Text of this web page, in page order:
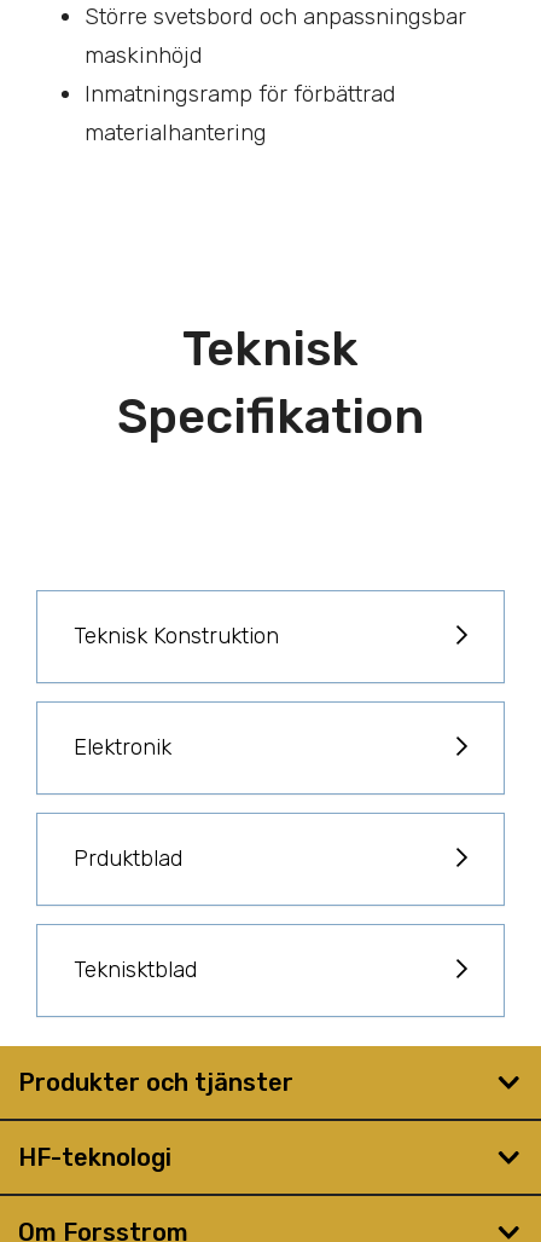
Större svetsbord och anpassningsbar
maskinhöjd
Inmatningsramp för förbättrad
materialhantering
Teknisk
Specifikation
Teknisk Konstruktion
Elektronik
Prduktblad
Teknisktblad
Produkter och tjänster
HF-teknologi
Om Forsstrom